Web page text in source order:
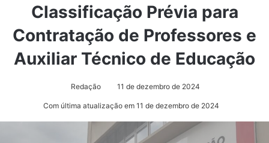
Classificação Prévia para
Contratação de Professores e
Auxiliar Técnico de Educação
Redação 11 de dezembro de 2024
Com última atualização em 11 de dezembro de 2024